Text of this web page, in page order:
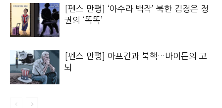
[펜스 만평] ‘아수라 백작’ 북한 김정은 정
권의 ‘똑똑’
[펜스 만평] 아프간과 북핵…바이든의 고
뇌